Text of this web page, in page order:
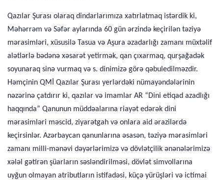
Qazılar Şurası olaraq dindarlarımıza xatırlatmaq istərdik ki,
Məhərrəm və Səfər aylarında 60 gün ərzində keçirilən təziyə
mərasimləri, xüsusilə Tasua və Aşura əzadarlığı zamanı müxtəlif
alətlərlə bədənə xəsarət yetirmək, qan çıxarmaq, qurşağadək
soyunaraq sinə vurmaq və s. dinimizə görə qəbuledilməzdir.
Həmçinin QMİ Qazılar Şurası yerlərdəki nümayəndələrinin
nəzərinə çatdırır ki, qazılar və imamlar AR “Dini etiqad azadlığı
haqqında” Qanunun müddəalarına riayət edərək dini
mərasimləri məscid, ziyarətgah və onlara aid ərazilərdə
keçirsinlər. Azərbaycan qanunlarına əsasən, təziyə mərasimləri
zamanı milli-mənəvi dəyərlərimizə və dövlətçilik ənənələrimizə
xələl gətirən şüarların səsləndirilməsi, dövlət simvollarına
uyğun olmayan atributların istifadəsi, küçə yürüşləri və ictimai